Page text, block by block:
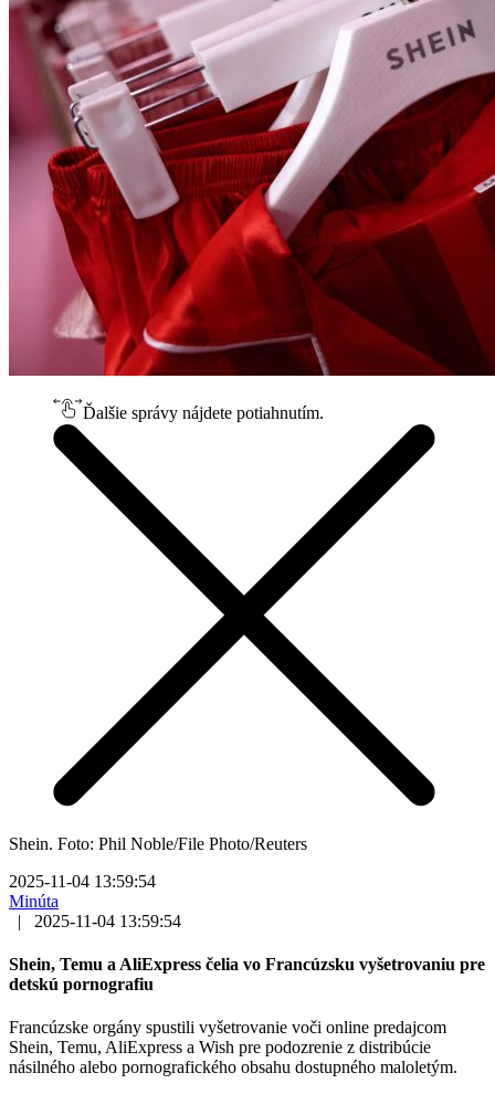
Ďalšie správy nájdete potiahnutím.
Shein. Foto: Phil Noble/File Photo/Reuters
2025-11-04 13:59:54
Minúta
|
2025-11-04 13:59:54
Shein, Temu a AliExpress čelia vo Francúzsku vyšetrovaniu pre
detskú pornografiu
Francúzske orgány spustili vyšetrovanie voči online predajcom
Shein, Temu, AliExpress a Wish pre podozrenie z distribúcie
násilného alebo pornografického obsahu dostupného maloletým.